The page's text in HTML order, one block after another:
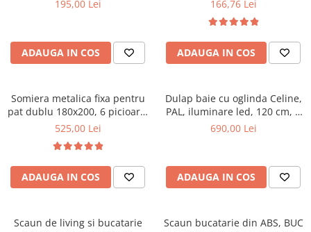
Saltele 140x200
Saltele 180x200
Top saltele
Top saltele 5 cm
Top saltele memory 5 cm
Top saltele MemoHR 6.5 cm
Scaune ergonomice
Etajere Birou
Birouri
Scaune pentru birou
Scaune pentru vizitatori
Scaune manager
Mobilier bucatarie
Mese bucatarie
Mobila bucatarie
195,00 Lei
ADAUGA IN COS
166,76 Lei
ADAUGA IN COS
Somiera metalica fixa pentru
pat dublu 180x200, 6 picioare,
32 lamele lemn fag, benzi
negru
525,00 Lei
ADAUGA IN COS
Dulap baie cu oglinda Celine,
PAL, iluminare led, 120 cm, 3
usi, 3 rafturi, soft close, alb
690,00 Lei
ADAUGA IN COS
Scaun de living si bucatarie
Scaun bucatarie din ABS, BUC